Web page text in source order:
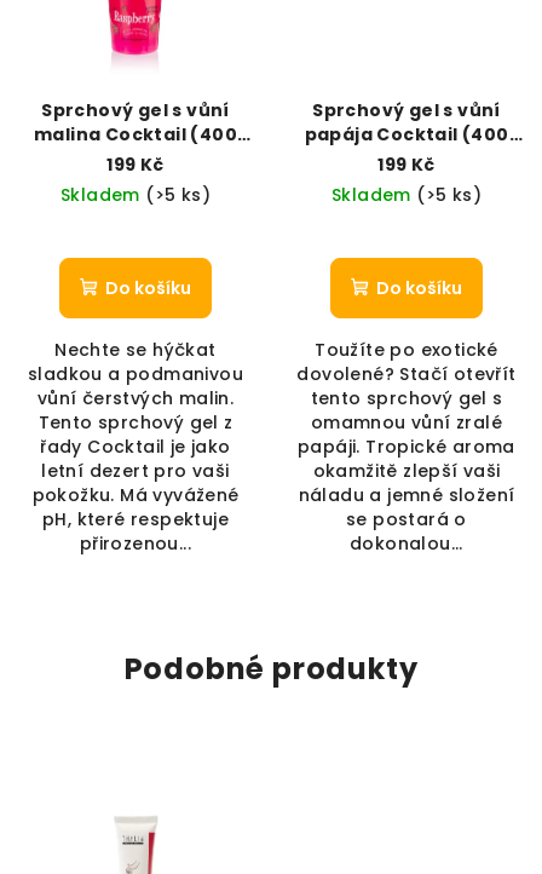
Sprchový gel s vůní
malina Cocktail (400
ml)
199 Kč
Skladem (>5 ks)
Do košíku
Nechte se hýčkat
sladkou a podmanivou
vůní čerstvých malin.
Tento sprchový gel z
řady Cocktail je jako
letní dezert pro vaši
pokožku. Má vyvážené
pH, které respektuje
přirozenou...
Sprchový gel s vůní
papája Cocktail (400
ml)
199 Kč
Skladem (>5 ks)
Do košíku
Toužíte po exotické
dovolené? Stačí otevřít
tento sprchový gel s
omamnou vůní zralé
papáji. Tropické aroma
okamžitě zlepší vaši
náladu a jemné složení
se postará o
dokonalou...
Podobné produkty